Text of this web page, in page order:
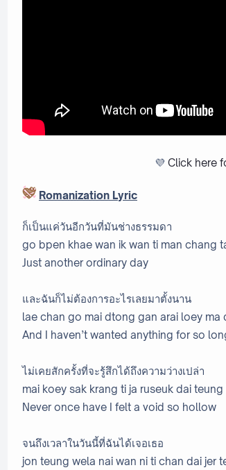
💜 Click here
Romanization Lyric
ก็เป็นแค่วันอีกวันที่มันช่างธรรมดา
go bpen khae wan ik wan ti man chang
Just another ordinary day
และฉันก็ไม่ต้องการอะไรเลยมาตั้งนาน
lae chan go mai dtong gan arai loey ma
And I haven’t wanted anything for so
ไม่เคยสักครั้งที่จะรู้สึกได้ถึงความว่างเปล่า
mai koey sak krang ti ja ruseuk dai
Never once have I felt a void so hollow
จนถึงเวลาในวันนี้ที่ฉันได้เจอเธอ
jon teung wela nai wan ni ti chan dai jer